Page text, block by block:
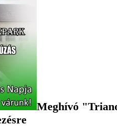
Meghívó